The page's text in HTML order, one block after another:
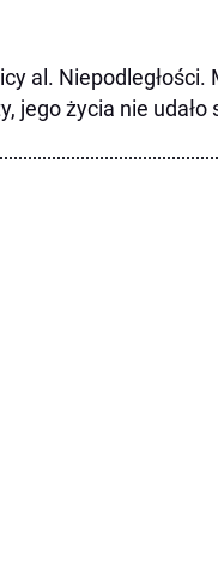
al. Niepodległości.
jego życia nie udało